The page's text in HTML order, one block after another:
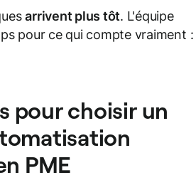
arrivent plus tôt. L'équipe
pour ce qui compte vraiment :
pour choisir un
PME